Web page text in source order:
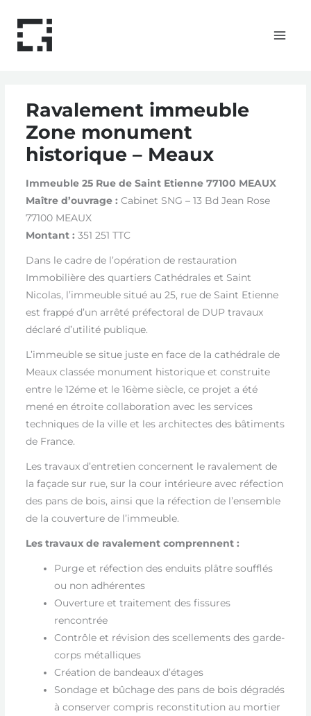
contenu
Ravalement immeuble
Zone monument
historique – Meaux
Immeuble 25 Rue de Saint Etienne 77100 MEAUX
Maître d’ouvrage : Cabinet SNG – 13 Bd Jean Rose
77100 MEAUX
Montant : 351 251 TTC
Dans le cadre de l’opération de restauration
Immobilière des quartiers Cathédrales et Saint
Nicolas, l’immeuble situé au 25, rue de Saint Etienne
est frappé d’un arrêté préfectoral de DUP travaux
déclaré d’utilité publique.
L’immeuble se situe juste en face de la cathédrale de
Meaux classée monument historique et construite
entre le 12éme et le 16ème siècle, ce projet a été
mené en étroite collaboration avec les services
techniques de la ville et les architectes des bâtiments
de France.
Les travaux d’entretien concernent le ravalement de
la façade sur rue, sur la cour intérieure avec réfection
des pans de bois, ainsi que la réfection de l’ensemble
de la couverture de l’immeuble.
Les travaux de ravalement comprennent :
Purge et réfection des enduits plâtre soufflés
ou non adhérentes
Ouverture et traitement des fissures
rencontrée
Contrôle et révision des scellements des garde-
corps métalliques
Création de bandeaux d’étages
Sondage et bûchage des pans de bois dégradés
à conserver compris reconstitution au mortier